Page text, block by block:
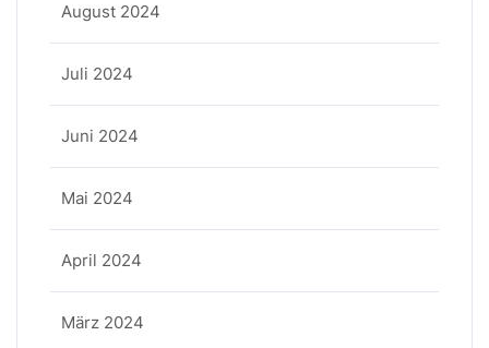
August 2024
Juli 2024
Juni 2024
Mai 2024
April 2024
März 2024